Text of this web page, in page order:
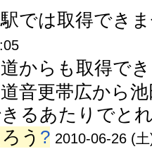
では取得でき
からも取得で
音更帯広から
るあたりでと
う ? 2010-06-26 (